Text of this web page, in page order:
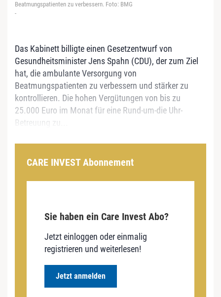
Beatmungspatienten zu verbessern. Foto: BMG
-
Das Kabinett billigte einen Gesetzentwurf von
Gesundheitsminister Jens Spahn (CDU), der zum Ziel
hat, die ambulante Versorgung von
Beatmungspatienten zu verbessern und stärker zu
kontrollieren. Die hohen Vergütungen von bis zu
25.000 Euro im Monat für eine Rund-um-die Uhr-
Betreuung zu...
CARE INVEST Abonnement
Sie haben ein Care Invest Abo?
Jetzt einloggen oder einmalig
registrieren und weiterlesen!
Jetzt anmelden